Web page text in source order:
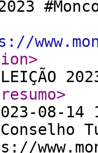
>
>
08-14
Conselho